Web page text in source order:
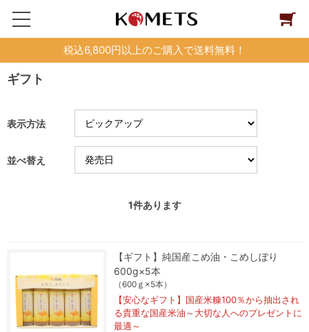
税込6,800円以上のご購入で送料無料！
ギフト
表示方法
並べ替え
1件あります
【ギフト】純国産こめ油・こめしぼり
600g×5本
（600ｇ×5本）
【安心なギフト】国産米糠100％から抽出され
る貴重な国産米油～大切な人へのプレゼントに
最適～